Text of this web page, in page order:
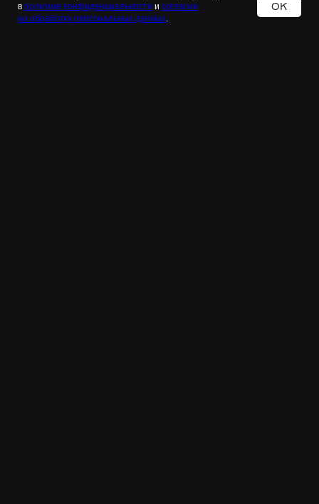
в политике конфиденциальности и согласии
на обработку персональных данных.
OK